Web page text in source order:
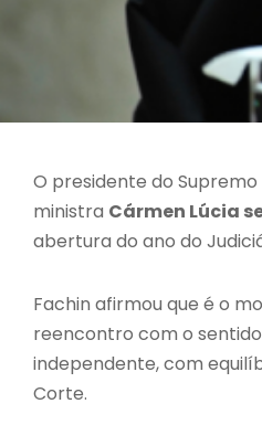
O presidente do
ministra Cármen Lúcia
abertura do ano do
Fachin afirmou que é o
reencontro com o
independente, com
Corte.